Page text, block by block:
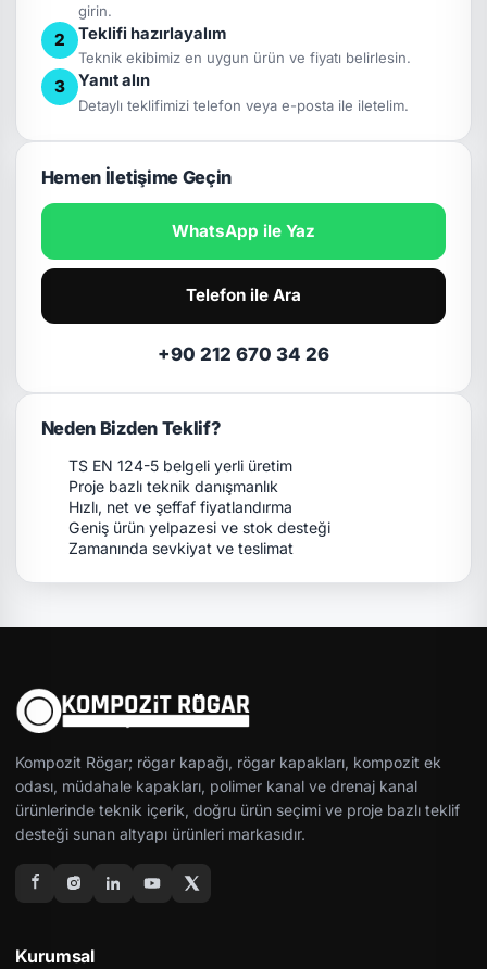
girin.
2 Teklifi hazırlayalım
Teknik ekibimiz en uygun ürün ve fiyatı belirlesin.
3 Yanıt alın
Detaylı teklifimizi telefon veya e-posta ile iletelim.
Hemen İletişime Geçin
WhatsApp ile Yaz
Telefon ile Ara
+90 212 670 34 26
Neden Bizden Teklif?
TS EN 124-5 belgeli yerli üretim
Proje bazlı teknik danışmanlık
Hızlı, net ve şeffaf fiyatlandırma
Geniş ürün yelpazesi ve stok desteği
Zamanında sevkiyat ve teslimat
Kompozit Rögar; rögar kapağı, rögar kapakları, kompozit ek
odası, müdahale kapakları, polimer kanal ve drenaj kanal
ürünlerinde teknik içerik, doğru ürün seçimi ve proje bazlı teklif
desteği sunan altyapı ürünleri markasıdır.
Kurumsal